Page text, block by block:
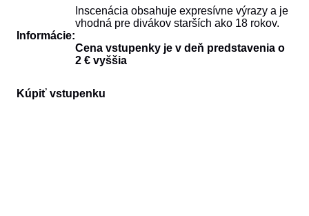
Informácie:
Inscenácia obsahuje expresívne výrazy a je
vhodná pre divákov starších ako 18 rokov.
Cena vstupenky je v deň predstavenia o
2 € vyššia
Kúpiť vstupenku